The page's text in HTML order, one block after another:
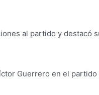
al partido y destacó
Guerrero en el